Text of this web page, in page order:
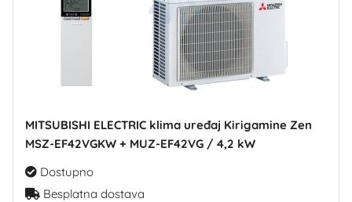
MITSUBISHI ELECTRIC klima uređaj Kirigamine Zen
MSZ-EF42VGKW + MUZ-EF42VG / 4,2 kW
Dostupno
Besplatna dostava